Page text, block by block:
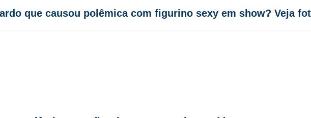
que causou polêmica com figurino sexy em show? Veja